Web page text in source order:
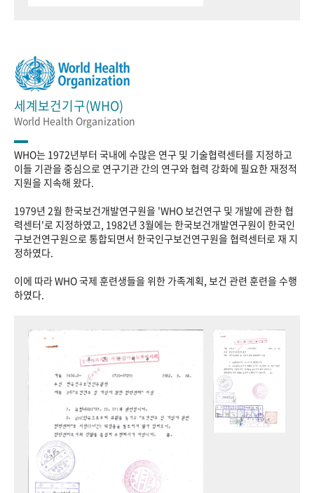
세계보건기구(WHO)
World Health Organization
WHO는 1972년부터 국내에 수많은 연구 및 기술협력센터를 지정하고
이들 기관을 중심으로 연구기관 간의 연구와 협력 강화에 필요한 재정적
지원을 지속해 왔다.
1979년 2월 한국보건개발연구원을 'WHO 보건연구 및 개발에 관한 협
력센터'로 지정하였고, 1982년 3월에는 한국보건개발연구원이 한국인
구보건연구원으로 통합되면서 한국인구보건연구원을 협력센터로 재 지
정하였다.
이에 따라 WHO 국제 훈련생들을 위한 가족계획, 보건 관련 훈련을 수행
하였다.